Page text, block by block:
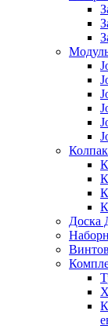
Доска